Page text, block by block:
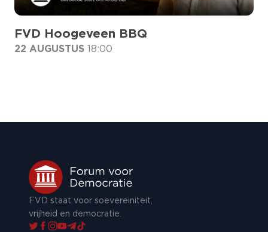
FVD Hoogeveen BBQ
22 AUGUSTUS 18:00
FVD staat voor soevereiniteit,
vrijheid en democratie.